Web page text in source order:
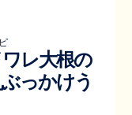
レ大根の
っかけう